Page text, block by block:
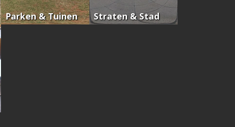
Parken & Tuinen Straten & Stad